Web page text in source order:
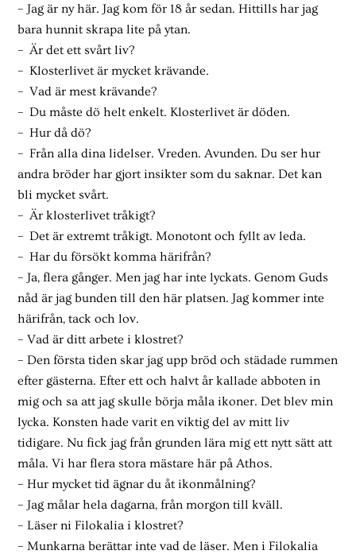
– Jag är ny här. Jag kom för 18 år sedan. Hittills har jag
bara hunnit skrapa lite på ytan.
– Är det ett svårt liv?
– Klosterlivet är mycket krävande.
– Vad är mest krävande?
– Du måste dö helt enkelt. Klosterlivet är döden.
– Hur då dö?
– Från alla dina lidelser. Vreden. Avunden. Du ser hur
andra bröder har gjort insikter som du saknar. Det kan
bli mycket svårt.
– Är klosterlivet tråkigt?
– Det är extremt tråkigt. Monotont och fyllt av leda.
– Har du försökt komma härifrån?
– Ja, flera gånger. Men jag har inte lyckats. Genom Guds
nåd är jag bunden till den här platsen. Jag kommer inte
härifrån, tack och lov.
– Vad är ditt arbete i klostret?
– Den första tiden skar jag upp bröd och städade rummen
efter gästerna. Efter ett och halvt år kallade abboten in
mig och sa att jag skulle börja måla ikoner. Det blev min
lycka. Konsten hade varit en viktig del av mitt liv
tidigare. Nu fick jag från grunden lära mig ett nytt sätt att
måla. Vi har flera stora mästare här på Athos.
– Hur mycket tid ägnar du åt ikonmålning?
– Jag målar hela dagarna, från morgon till kväll.
– Läser ni Filokalia i klostret?
– Munkarna berättar inte vad de läser. Men i Filokalia